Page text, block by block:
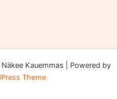
Kauemmas | Powered by
Theme